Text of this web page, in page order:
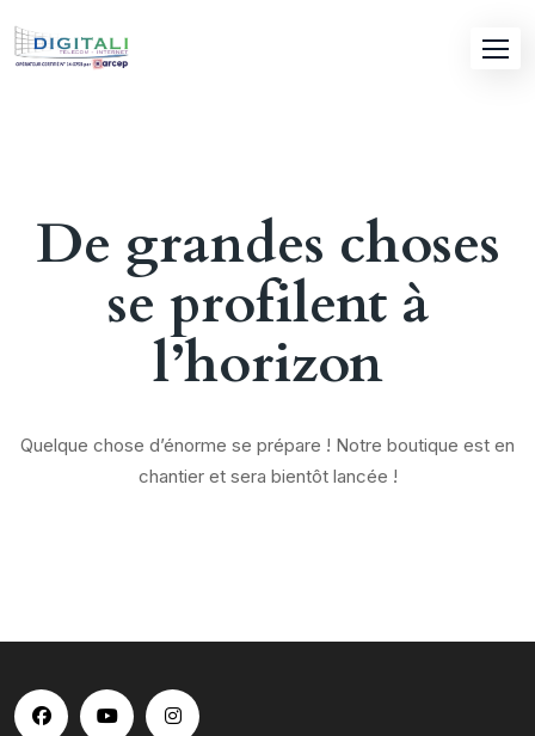
to
De grandes choses
se profilent à
l’horizon
Quelque chose d’énorme se prépare ! Notre boutique est en
chantier et sera bientôt lancée !